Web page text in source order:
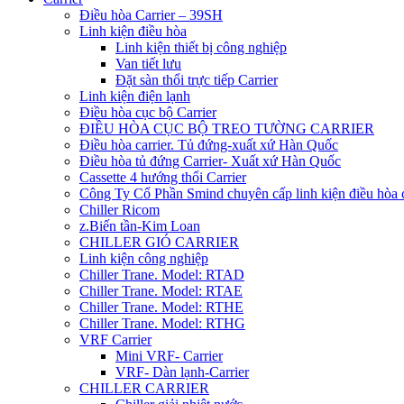
Điều hòa Carrier – 39SH
Linh kiện điều hòa
Linh kiện thiết bị công nghiệp
Van tiết lưu
Đặt sàn thổi trực tiếp Carrier
Linh kiện điện lạnh
Điều hòa cục bộ Carrier
ĐIỀU HÒA CỤC BỘ TREO TƯỜNG CARRIER
Điều hòa carrier. Tủ đứng-xuất xứ Hàn Quốc
Điều hòa tủ đứng Carrier- Xuất xứ Hàn Quốc
Cassette 4 hướng thổi Carrier
Công Ty Cổ Phần Smind chuyên cấp linh kiện điều hòa
Chiller Ricom
z.Biến tần-Kim Loan
CHILLER GIÓ CARRIER
Linh kiện công nghiệp
Chiller Trane. Model: RTAD
Chiller Trane. Model: RTAE
Chiller Trane. Model: RTHE
Chiller Trane. Model: RTHG
VRF Carrier
Mini VRF- Carrier
VRF- Dàn lạnh-Carrier
CHILLER CARRIER